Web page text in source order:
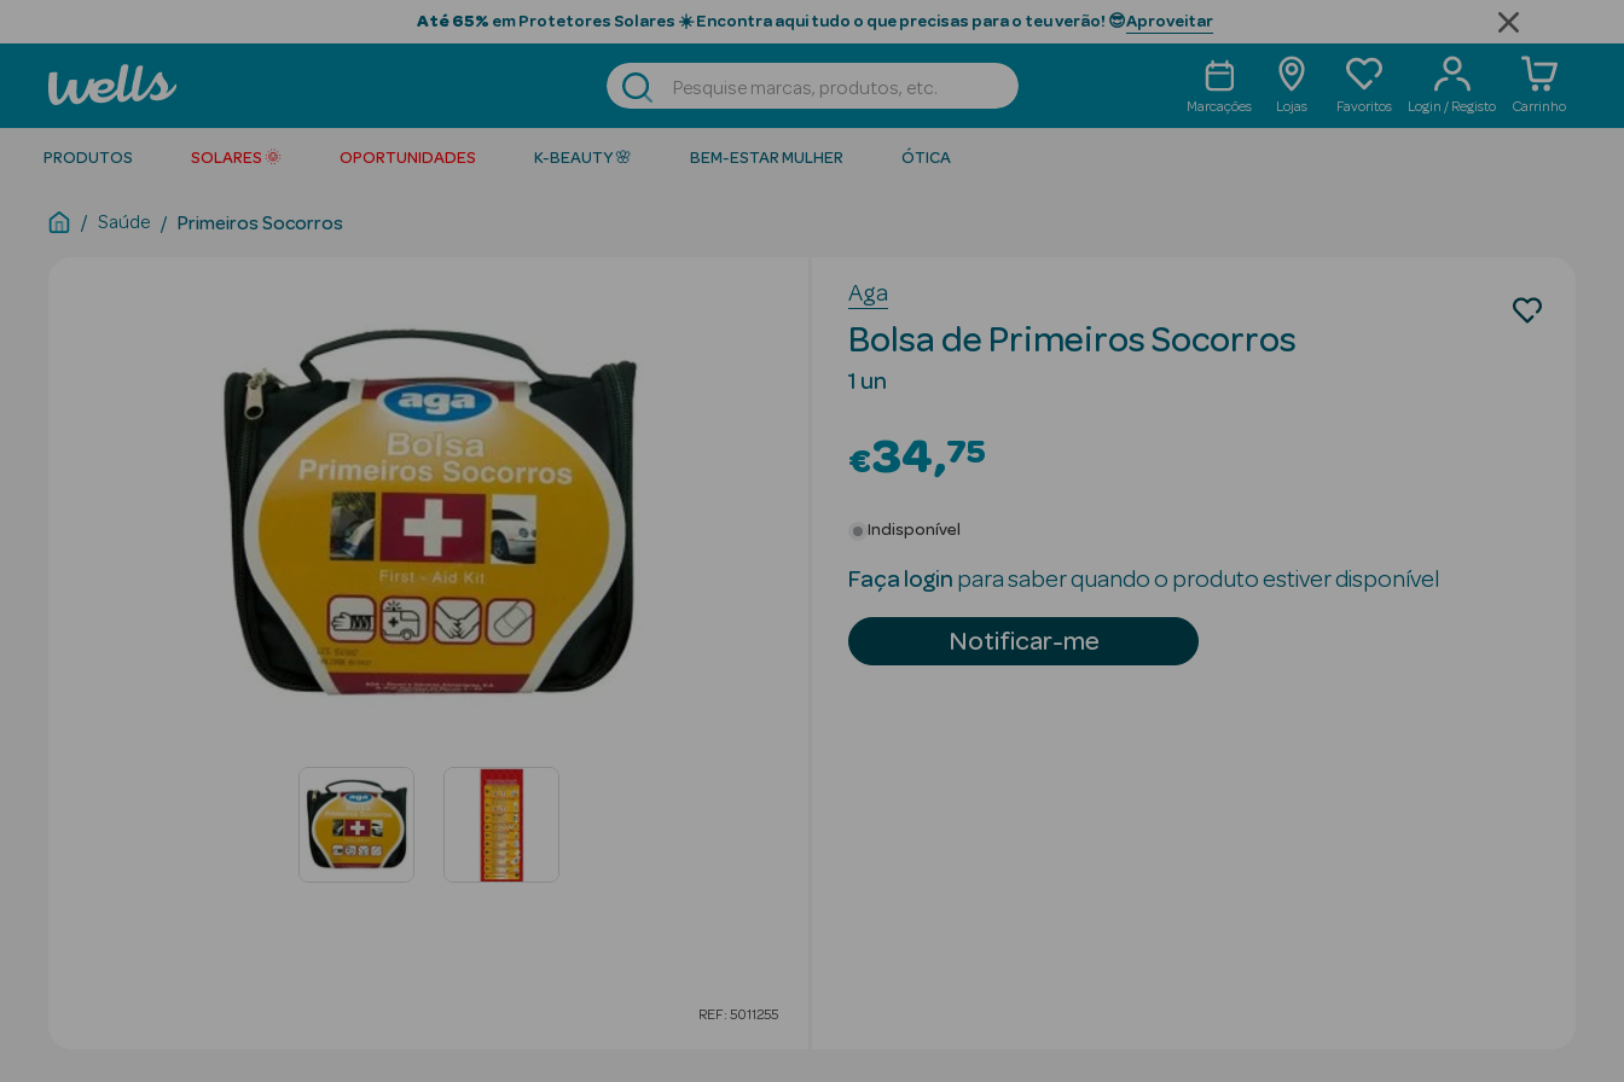
Até 65% em Protetores Solares ☀️ Encontra aqui tudo o que precisas para o teu verão! 😎Aproveitar
Marcações Lojas Favoritos Login / Registo Carrinho
PRODUTOS SOLARES 🌞 OPORTUNIDADES K-BEAUTY 🌸 BEM-ESTAR MULHER ÓTICA
Saúde Primeiros Socorros
REF: 5011255
Aga
Bolsa de Primeiros Socorros
1 un
€34 75
Indisponível
Faça login para saber quando o produto estiver disponível
Notificar-me